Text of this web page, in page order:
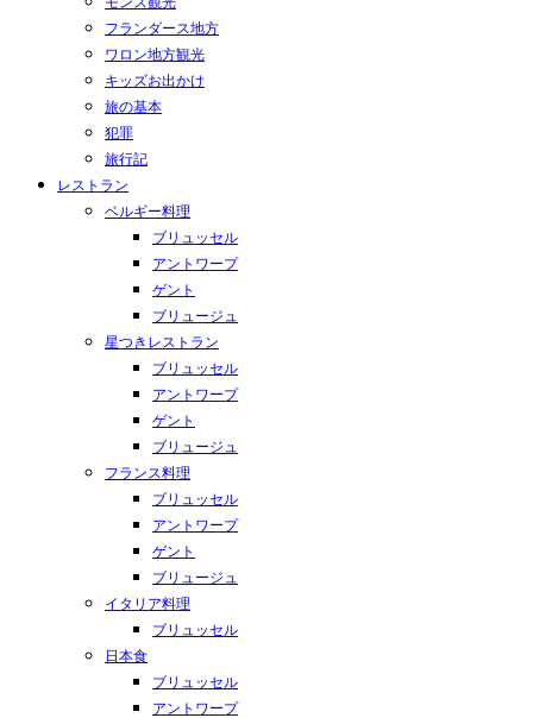
フランダース地方
ワロン地方観光
キッズお出かけ
旅の基本
犯罪
旅行記
レストラン
ベルギー料理
ブリュッセル
アントワープ
ゲント
ブリュージュ
星つきレストラン
ブリュッセル
アントワープ
ゲント
ブリュージュ
フランス料理
ブリュッセル
アントワープ
ゲント
ブリュージュ
イタリア料理
ブリュッセル
日本食
ブリュッセル
アントワープ